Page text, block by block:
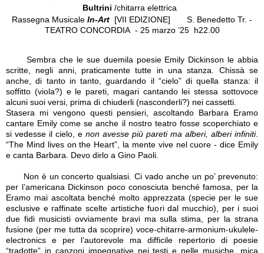
Bultrini /chitarra elettrica
Rassegna Musicale In-Art [VII EDIZIONE]
S. Benedetto Tr. -
TEATRO CONCORDIA - 25 marzo ’25 h22.00
Sembra che le sue duemila poesie Emily Dickinson le abbia
scritte, negli anni, praticamente tutte in una stanza. Chissà se
anche, di tanto in tanto, guardando il “cielo” di quella stanza: il
soffitto (viola?) e le pareti, magari cantando lei stessa sottovoce
alcuni suoi versi, prima di chiuderli (nasconderli?) nei cassetti.
Stasera mi vengono questi pensieri, ascoltando Barbara Eramo
cantare Emily come se anche il nostro teatro fosse scoperchiato e
si vedesse il cielo, e non avesse più pareti ma alberi, alberi infiniti.
“The Mind lives on the Heart”, la mente vive nel cuore - dice Emily
e canta Barbara. Devo dirlo a Gino Paoli.
Non è un concerto qualsiasi. Ci vado anche un po’ prevenuto:
per l’americana Dickinson poco conosciuta benché famosa, per la
Eramo mai ascoltata benché molto apprezzata (specie per le sue
esclusive e raffinate scelte artistiche fuori dal mucchio), per i suoi
due fidi musicisti ovviamente bravi ma sulla stima, per la strana
fusione (per me tutta da scoprire) voce-chitarre-armonium-ukulele-
electronics e per l’autorevole ma difficile repertorio di poesie
“tradotte” in canzoni impegnative nei testi e nelle musiche, mica